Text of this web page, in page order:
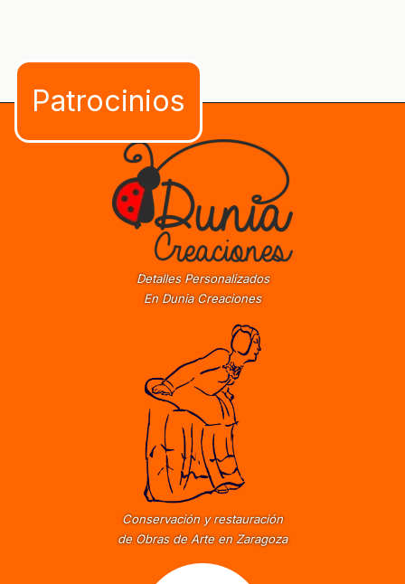
Detalles Personalizados
En Dunia Creaciones
Conservación y restauración
de Obras de Arte en Zaragoza